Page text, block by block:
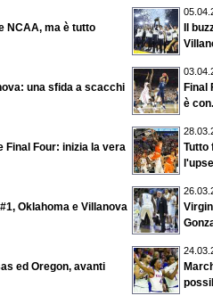
NCAA, ma è tutto
Il
una sfida a scacchi
Final
è
Final Four: inizia la vera
Tutto
Oklahoma e Villanova
ed Oregon, avanti